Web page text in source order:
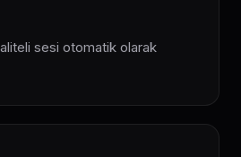
sesi otomatik olarak